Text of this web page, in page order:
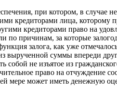
при котором, в случае
кредиторами лица, которому
кредиторами право на
причинам, за которые
залога, как уже
вырученной суммы впереди
собой не изъятое из
право на отчуждение
мере может иметь денежную